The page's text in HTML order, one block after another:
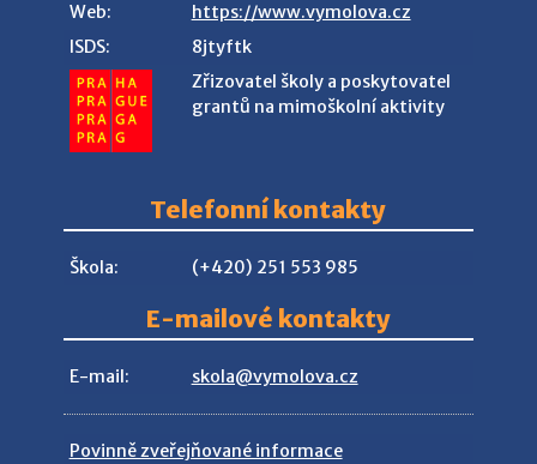
Web:
https://www.vymolova.cz
ISDS:
8jtyftk
Zřizovatel školy a poskytovatel
grantů na mimoškolní aktivity
Telefonní kontakty
Škola: (+420) 251 553 985
E-mailové kontakty
E-mail: skola@vymolova.cz
Povinně zveřejňované informace